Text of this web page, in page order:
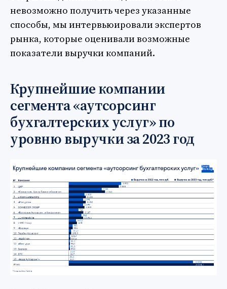
невозможно получить через указанные
способы, мы интервьюировали экспертов
рынка, которые оценивали возможные
показатели выручки компаний.
Крупнейшие компании
сегмента«аутсорсинг
бухгалтерских услуг»по
уровню выручки за 2023 год